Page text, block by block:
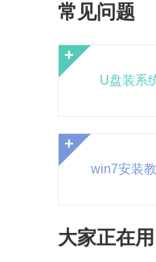
常见问题
+
U盘装系
+
win7安装
大家正在用